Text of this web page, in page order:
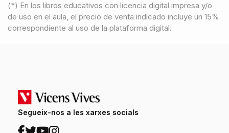
(*) En los libros educativos con licencia digital impresa y/o
de uso en el aula, el precio de venta indicado incluye un 15%
correspondiente al uso de la plataforma digital.
Segueix-nos a les xarxes socials